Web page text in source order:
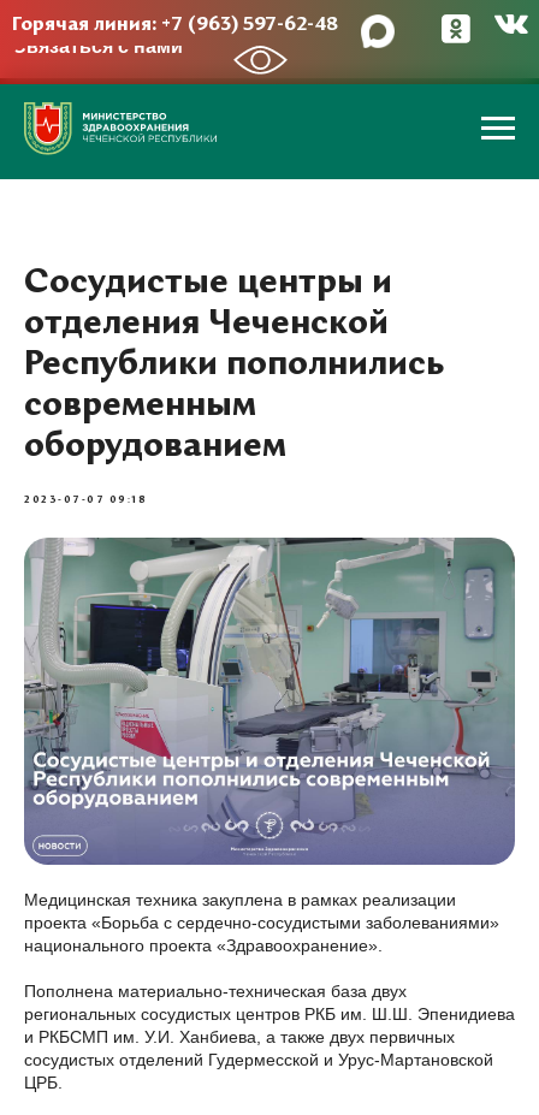
Горячая линия: +7 (963) 597-62-48
Связаться с нами
→
Сосудистые центры и
отделения Чеченской
Республики пополнились
современным
оборудованием
2023-07-07 09:18
Медицинская техника закуплена в рамках реализации
проекта «Борьба с сердечно-сосудистыми заболеваниями»
национального проекта «Здравоохранение».
Пополнена материально-техническая база двух
региональных сосудистых центров РКБ им. Ш.Ш. Эпенидиева
и РКБСМП им. У.И. Ханбиева, а также двух первичных
сосудистых отделений Гудермесской и Урус-Мартановской
ЦРБ.